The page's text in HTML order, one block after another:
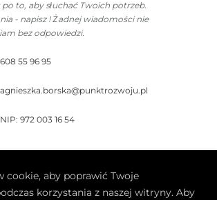
to, aby słuchać Twoich potrzeb.
- napisz !Żadnej wiadomości nie
bez odpowiedzi.
608 55 96 95
agnieszka.borska@punktrozwoju.pl
NIP: 972 003 16 54
cookie, aby poprawić Twoje
korzystania z naszej witryny. Aby